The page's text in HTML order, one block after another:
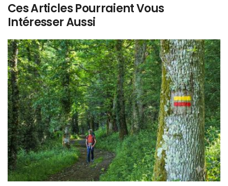
Ces Articles Pourraient Vous
Intéresser Aussi